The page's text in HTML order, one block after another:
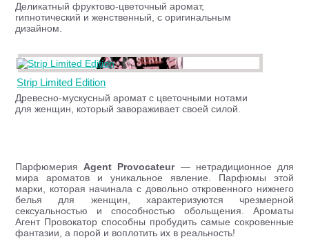
Деликатный фруктово-цветочный аромат,
гипнотический и женственный, с оригинальным
дизайном.
Strip Limited Edition
Древесно-мускусный аромат с цветочными нотами
для женщин, который завораживает своей силой.
Парфюмерия Agent Provocateur— нетрадиционное для
мира ароматов и уникальное явление. Парфюмы этой
марки, которая начинала с довольно откровенного нижнего
белья для женщин, характеризуются чрезмерной
сексуальностью и способностью обольщения. Ароматы
Агент Провокатор способны пробудить самые сокровенные
фантазии, а порой и воплотить их в реальность!